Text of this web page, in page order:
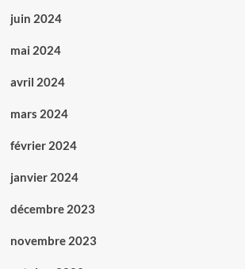
juin 2024
mai 2024
avril 2024
mars 2024
février 2024
janvier 2024
décembre 2023
novembre 2023